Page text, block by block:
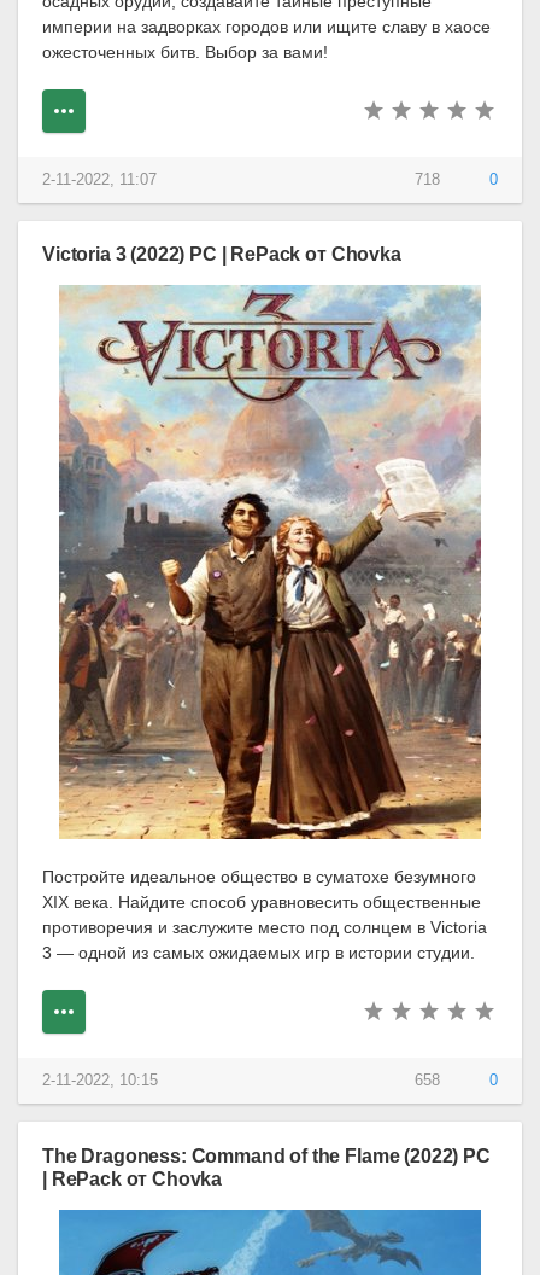
империи на задворках городов или ищите славу в хаосе
ожесточенных битв. Выбор за вами!
718 0
2-11-2022, 11:07
Victoria 3 (2022) PC | RePack от Chovka
Постройте идеальное общество в суматохе безумного
XIX века. Найдите способ уравновесить общественные
противоречия и заслужите место под солнцем в Victoria
3 — одной из самых ожидаемых игр в истории студии.
658 0
2-11-2022, 10:15
The Dragoness: Command of the Flame (2022) PC
| RePack от Chovka